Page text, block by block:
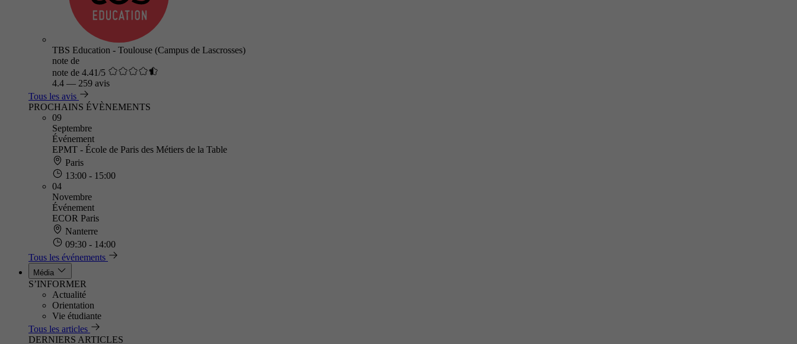
TBS Education - Toulouse (Campus de Lascrosses)
note de
note de 4.41/5
4.4 — 259 avis
Tous les avis
PROCHAINS ÉVÈNEMENTS
09
Septembre
Événement
EPMT - École de Paris des Métiers de la Table
Paris
13:00 - 15:00
04
Novembre
Événement
ECOR Paris
Nanterre
09:30 - 14:00
Tous les événements
Média
S’INFORMER
Actualité
Orientation
Vie étudiante
Tous les articles
DERNIERS ARTICLES